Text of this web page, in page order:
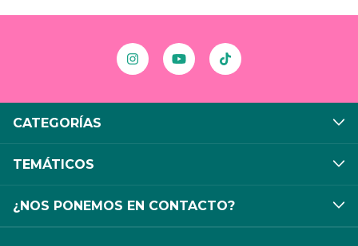
CATEGORÍAS
TEMÁTICOS
¿NOS PONEMOS EN CONTACTO?